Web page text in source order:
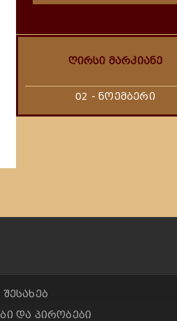
ღირსი მარკიანე
02 - ნოემბერი
და პირობები